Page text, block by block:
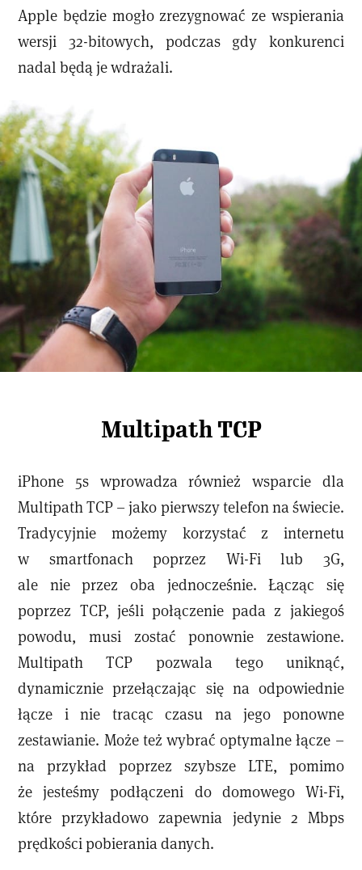
Apple będzie mogło zrezygnować ze wspierania
wersji 32-bitowych, podczas gdy konkurenci
nadal będą je wdrażali.
Multipath TCP
iPhone 5s wprowadza również wsparcie dla
Multipath TCP – jako pierwszy telefon na świecie.
Tradycyjnie możemy korzystać z internetu
w smartfonach poprzez Wi-Fi lub 3G,
ale nie przez oba jednocześnie. Łącząc się
poprzez TCP, jeśli połączenie pada z jakiegoś
powodu, musi zostać ponownie zestawione.
Multipath TCP pozwala tego uniknąć,
dynamicznie przełączając się na odpowiednie
łącze i nie tracąc czasu na jego ponowne
zestawianie. Może też wybrać optymalne łącze –
na przykład poprzez szybsze LTE, pomimo
że jesteśmy podłączeni do domowego Wi-Fi,
które przykładowo zapewnia jedynie 2 Mbps
prędkości pobierania danych.